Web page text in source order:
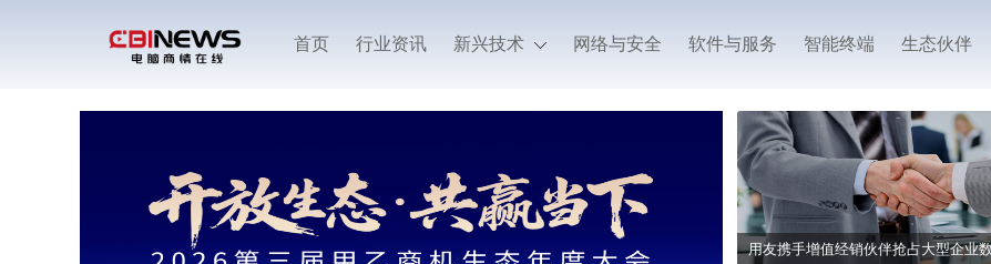
首页 行业资讯 新兴技术 网络与安全 软件与服务 智能终端 生态伙伴